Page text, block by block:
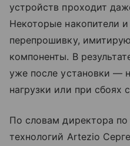
устройств проходит
Некоторые накопители
перепрошивку,
компоненты. В
уже после установки —
нагрузки или при сбоях
По словам директора
технологий Artezio